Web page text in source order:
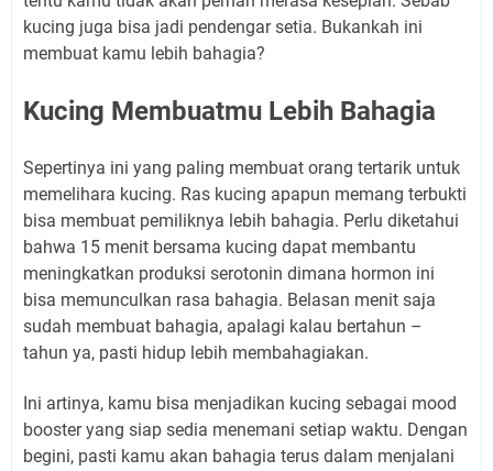
kucing juga bisa jadi pendengar setia. Bukankah ini
membuat kamu lebih bahagia?
Kucing Membuatmu Lebih Bahagia
Sepertinya ini yang paling membuat orang tertarik untuk
memelihara kucing. Ras kucing apapun memang terbukti
bisa membuat pemiliknya lebih bahagia. Perlu diketahui
bahwa 15 menit bersama kucing dapat membantu
meningkatkan produksi serotonin dimana hormon ini
bisa memunculkan rasa bahagia. Belasan menit saja
sudah membuat bahagia, apalagi kalau bertahun –
tahun ya, pasti hidup lebih membahagiakan.
Ini artinya, kamu bisa menjadikan kucing sebagai mood
booster yang siap sedia menemani setiap waktu. Dengan
begini, pasti kamu akan bahagia terus dalam menjalani